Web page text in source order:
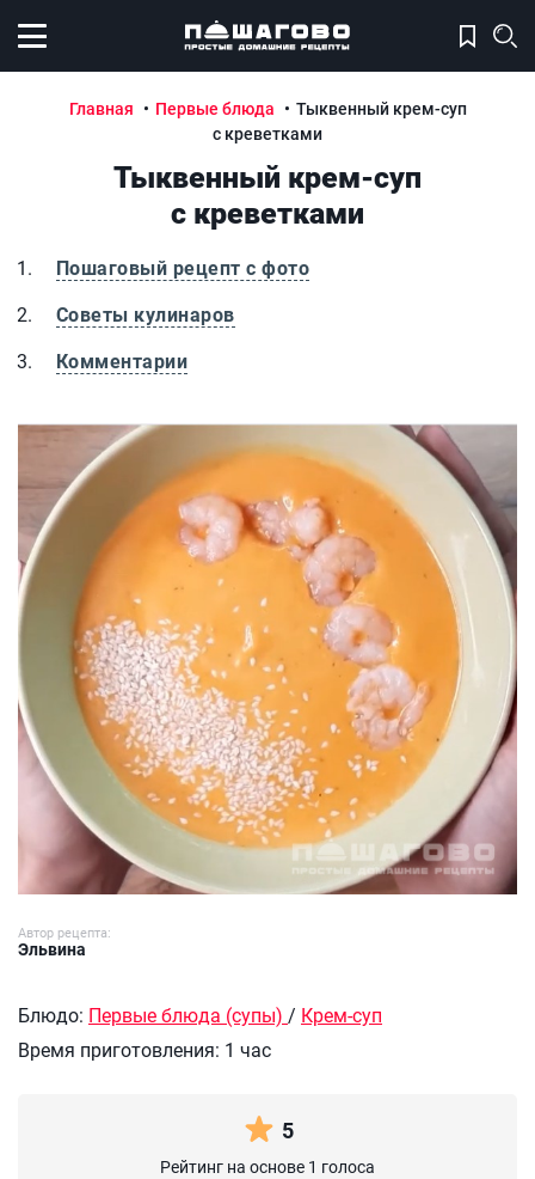
Открыть меню
Главная Первые блюда
Тыквенный крем-суп
с креветками
Тыквенный крем-суп
с креветками
Пошаговый рецепт с фото
Советы кулинаров
Комментарии
Тыквенный крем-суп с креветками
Автор рецепта:
Эльвина
Блюдо: Первые блюда (супы) / Крем-суп
Время приготовления: 1 час
5
Рейтинг на основе 1 голоса